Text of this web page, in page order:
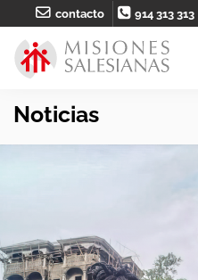
contacto 914 313 313
Noticias